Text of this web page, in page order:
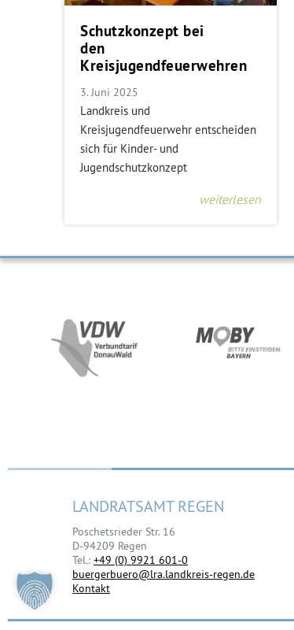
Schutzkonzept bei
den
Kreisjugendfeuerwehren
3. Juni 2025
Landkreis und
Kreisjugendfeuerwehr entscheiden
sich für Kinder- und
Jugendschutzkonzept
weiterlesen
LANDRATSAMT REGEN
Poschetsrieder Str. 16
D-94209 Regen
Tel.: +49 (0) 9921 601-0
buergerbuero@lra.landkreis-regen.de
Kontakt